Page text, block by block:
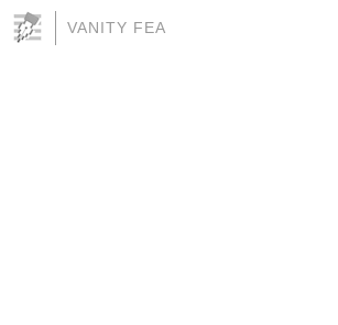
VANITY FEA